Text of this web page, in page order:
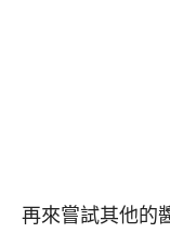
再來嘗試其他的